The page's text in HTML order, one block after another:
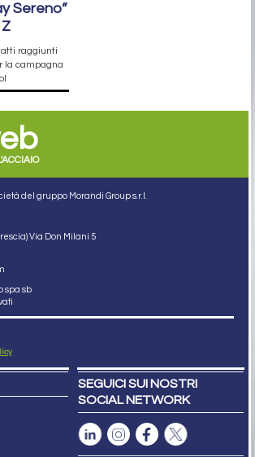
Sereno”
raggiunti
la campagna
del gruppo Morandi Group s.r.l.
Via Don Milani 5
spa sb
SEGUICI SUI NOSTRI
SOCIAL NETWORK